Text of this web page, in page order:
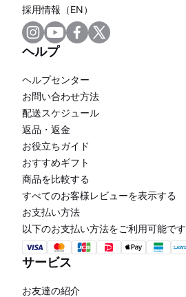
採用情報（EN）
ヘルプ
ヘルプセンター
お問い合わせ方法
配送スケジュール
返品・返金
お役立ちガイド
おすすめギフト
商品を比較する
すべてのお客様レビューを表示する
お支払い方法
以下のお支払い方法をご利用可能です
サービス
お友達の紹介